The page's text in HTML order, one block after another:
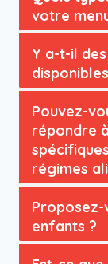
votre
Y a-t-il
Pouvez-
répondre
régimes
Proposez-
enfants ?